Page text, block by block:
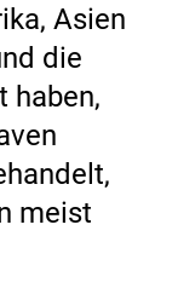
Asien
die
haben,
meist